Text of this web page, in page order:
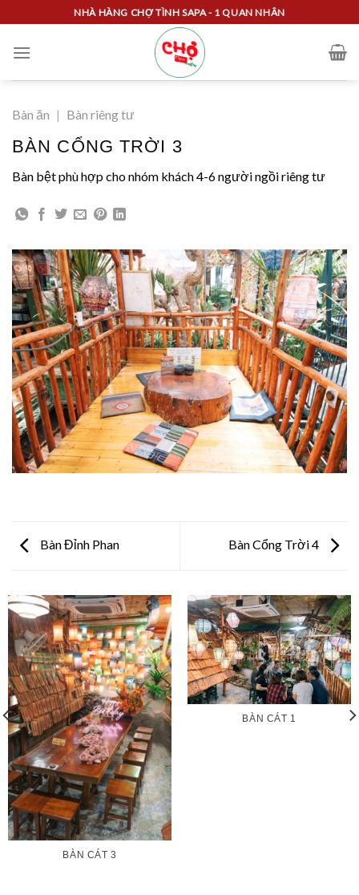
content
NHÀ HÀNG CHỢ TÌNH SAPA - 1 QUAN NHÂN
Bàn ăn | Bàn riêng tư
BÀN CỔNG TRỜI 3
Bàn bệt phù hợp cho nhóm khách 4-6 người ngồi riêng tư
Bàn Đỉnh Phan Bàn Cổng Trời 4
BÀN CÁT 3
BÀN CÁT 1